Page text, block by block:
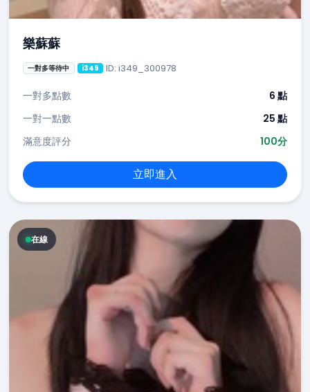
樂蘇蘇
一對多等待中 i349 ID: i349_300978
一對多點數
6 點
一對一點數
25 點
滿意度評分
100分
立即進入
在線